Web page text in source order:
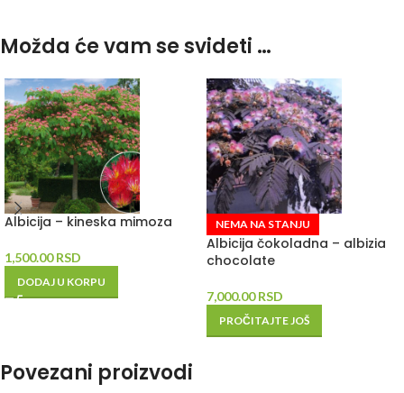
Možda će vam se svideti …
Albicija – kineska mimoza
1,500.00RSD
DODAJ U KORPU
NEMA NA STANJU
Albicija čokoladna – albizia
chocolate
7,000.00RSD
PROČITAJTE JOŠ
Povezani proizvodi